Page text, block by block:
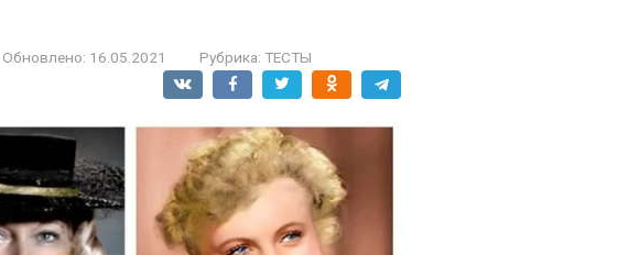
Обновлено: 16.05.2021 Рубрика: ТЕСТЫ